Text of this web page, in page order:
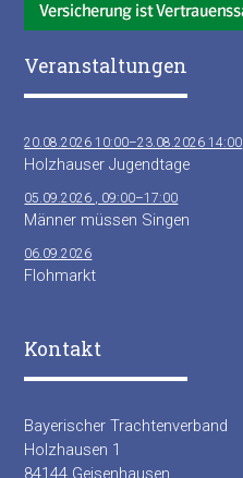
Veranstaltungen
20.08.2026 10:00–23.08.2026 14:00
Holzhauser Jugendtage
05.09.2026 , 09:00–17:00
Männer müssen Singen
06.09.2026
Flohmarkt
Kontakt
Bayerischer Trachtenverband
Holzhausen 1
84144 Geisenhausen